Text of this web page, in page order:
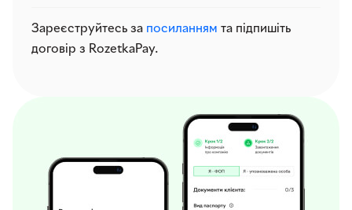
Зареєструйтесь за посиланням та підпишіть
договір з RozetkaPay.